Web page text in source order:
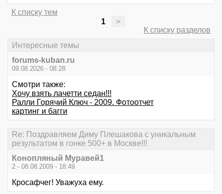
К списку тем
1
>
К списку разделов
Интересные темы
forums-kuban.ru
09.08.2026 - 08:28
Смотри также:
Хочу взять лачетти седан!!!
Ралли Горячий Ключ - 2009. Фотоотчет
картинг и багги
Re: Поздравляем Диму Плешакова с уникальным
результатом в гонке 500+ в Москве!!!
Конопляный Муравей1
2 - 08.08.2009 - 18:49
Кросафчег! Уважуха ему.